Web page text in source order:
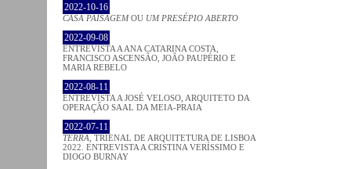
2022-10-16
CASA PAISAGEMOU UM PRESÉPIO ABERTO
2022-09-08
ENTREVISTA A ANA CATARINA COSTA,
FRANCISCO ASCENSÃO, JOÃO PAUPÉRIO E
MARIA REBELO
2022-08-11
ENTREVISTA A JOSÉ VELOSO, ARQUITETO DA
OPERAÇÃO SAAL DA MEIA-PRAIA
2022-07-11
TERRA , TRIENAL DE ARQUITETURA DE LISBOA
2022. ENTREVISTA A CRISTINA VERÍSSIMO E
DIOGO BURNAY